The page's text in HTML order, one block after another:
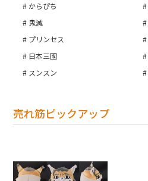
からぴち
鬼滅
プリンセス
日本三國
スンスン
売れ筋ピックアップ